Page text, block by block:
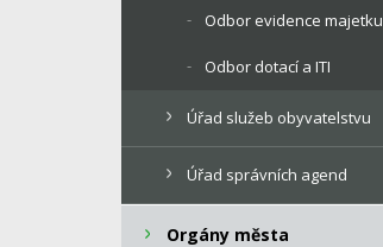
Odbor evidence majetku
Odbor dotací a ITI
Úřad služeb obyvatelstvu
Úřad správních agend
Orgány města